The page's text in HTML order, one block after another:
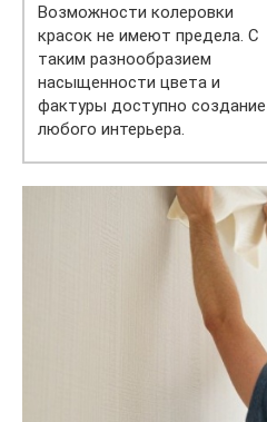
Возможности колеровки
красок не имеют предела. С
таким разнообразием
насыщенности цвета и
фактуры доступно создание
любого интерьера.